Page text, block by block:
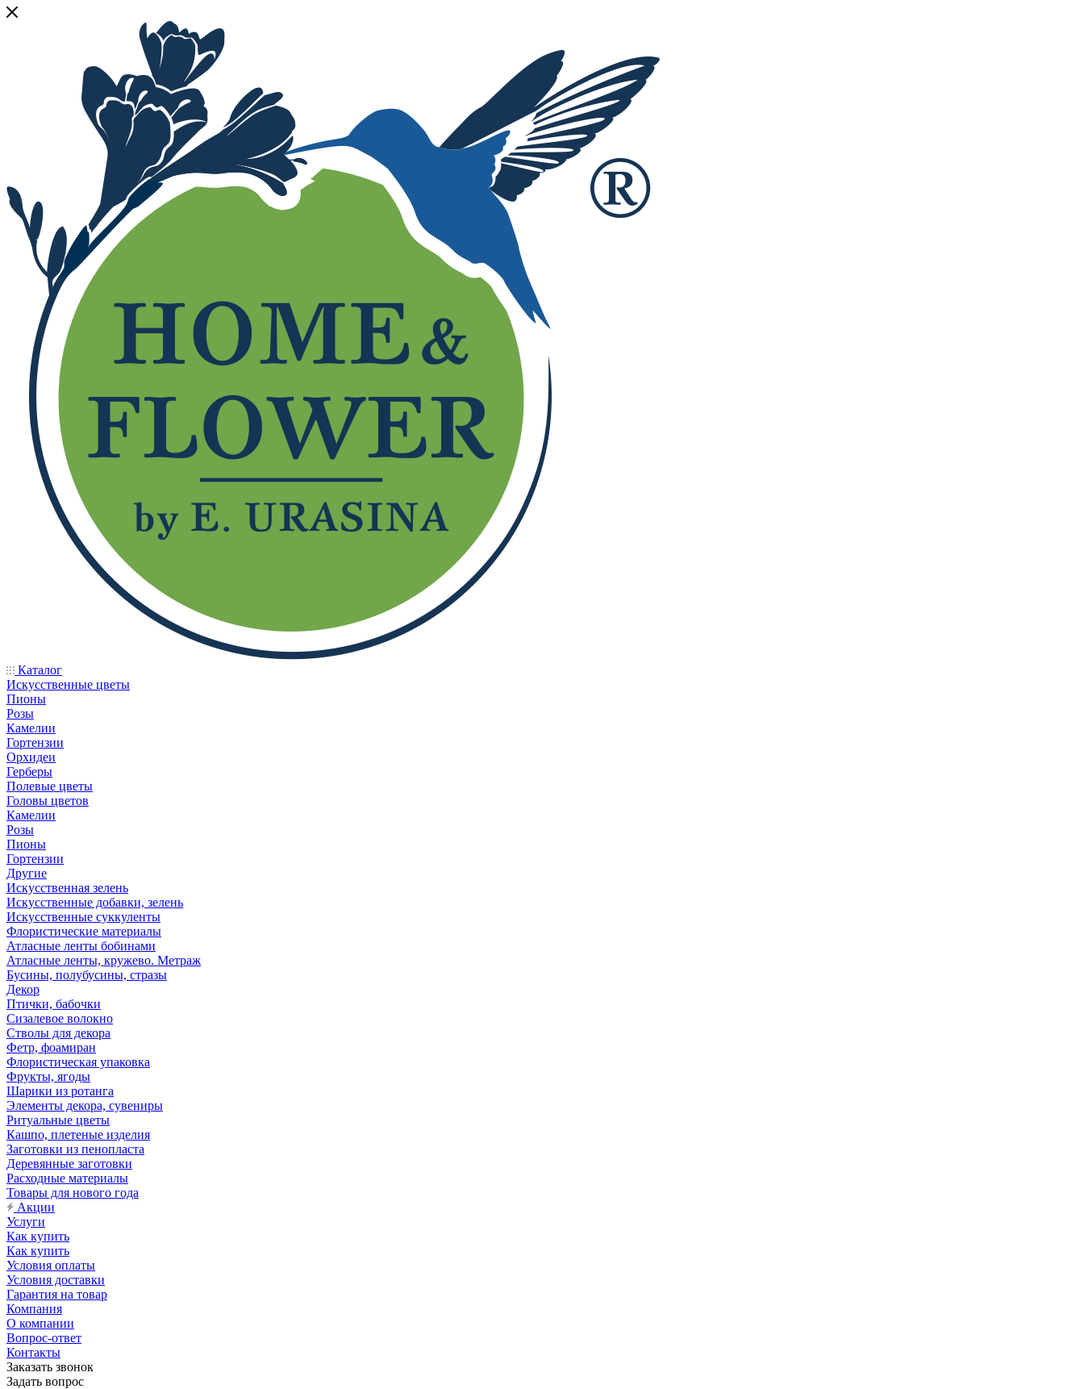
Каталог
Искусственные цветы
Пионы
Розы
Камелии
Гортензии
Орхидеи
Герберы
Полевые цветы
Головы цветов
Камелии
Розы
Пионы
Гортензии
Другие
Искусственная зелень
Искусственные добавки, зелень
Искусственные суккуленты
Флористические материалы
Атласные ленты бобинами
Атласные ленты, кружево. Метраж
Бусины, полубусины, стразы
Декор
Птички, бабочки
Сизалевое волокно
Стволы для декора
Фетр, фоамиран
Флористическая упаковка
Фрукты, ягоды
Шарики из ротанга
Элементы декора, сувениры
Ритуальные цветы
Кашпо, плетеные изделия
Заготовки из пенопласта
Деревянные заготовки
Расходные материалы
Товары для нового года
Акции
Услуги
Как купить
Как купить
Условия оплаты
Условия доставки
Гарантия на товар
Компания
О компании
Вопрос-ответ
Контакты
Заказать звонок
Задать вопрос